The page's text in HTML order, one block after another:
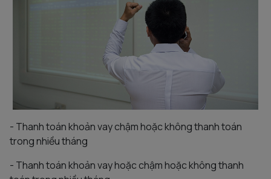
- Thanh toán khoản vay chậm hoặc không thanh toán
trong nhiều tháng
- Thanh toán khoản vay hoặc chậm hoặc không thanh